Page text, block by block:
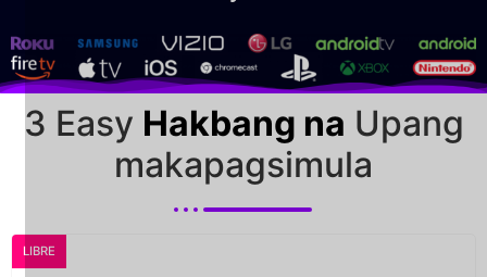
3 Easy Hakbang na Upang
makapagsimula
LIBRE